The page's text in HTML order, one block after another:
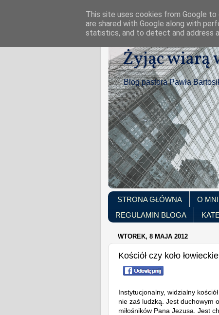
Żyjąc wiarą
Blog pastora Pawła
STRONA GŁÓWNA O
REGULAMIN BLOGA
WTOREK, 8 MAJA 2012
Kościół czy koło
Instytucjonalny, widzialny
nie zaś ludzką. Jest duchowym
miłośników Pana Jezusa. Jest
This site uses cookies from Google
are shared with Google along with
statistics, and to detect and address